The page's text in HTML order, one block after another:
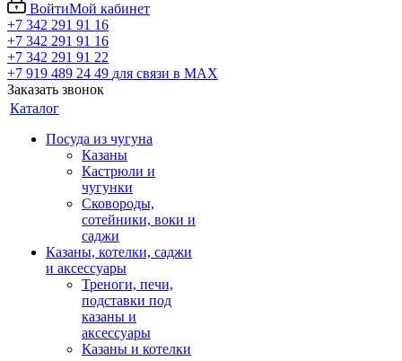
ВойтиМой кабинет
+7 342 291 91 16
+7 342 291 91 16
+7 342 291 91 22
+7 919 489 24 49 для связи в МАХ
Заказать звонок
Каталог
Посуда из чугуна
Казаны
Кастрюли и
чугунки
Сковороды,
сотейники, воки и
саджи
Казаны, котелки, саджи
и аксессуары
Треноги, печи,
подставки под
казаны и
аксессуары
Казаны и котелки